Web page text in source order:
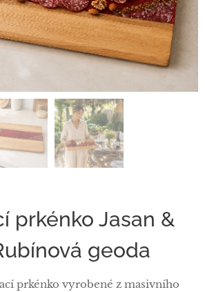
prkénko Jasan &
geoda
prkénko vyrobené z masivního